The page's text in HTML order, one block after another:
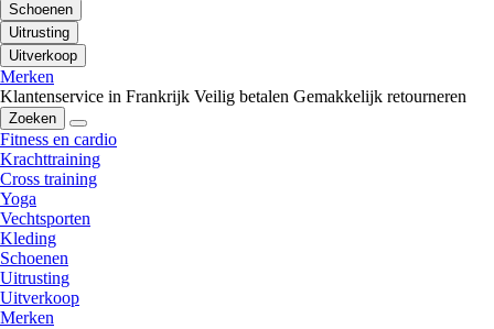
Schoenen
Uitrusting
Uitverkoop
Merken
Klantenservice in Frankrijk Veilig betalen Gemakkelijk retourneren
Zoeken
Fitness en cardio
Krachttraining
Cross training
Yoga
Vechtsporten
Kleding
Schoenen
Uitrusting
Uitverkoop
Merken